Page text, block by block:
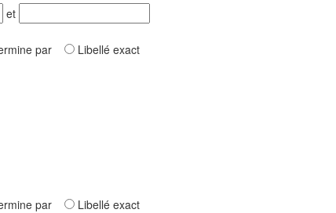
et
par Libellé exact
par Libellé exact